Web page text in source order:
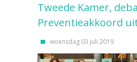
Tweede Kamer,
Preventieakkoord
woensdag 03 juli 2019